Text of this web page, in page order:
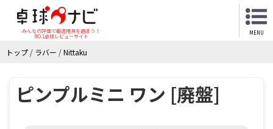
みんなの評価で最適用具を選ぼう！
NO.1卓球レビューサイト
MENU
トップ / ラバー /Nittaku
ピンプルミニ ワン [廃盤]